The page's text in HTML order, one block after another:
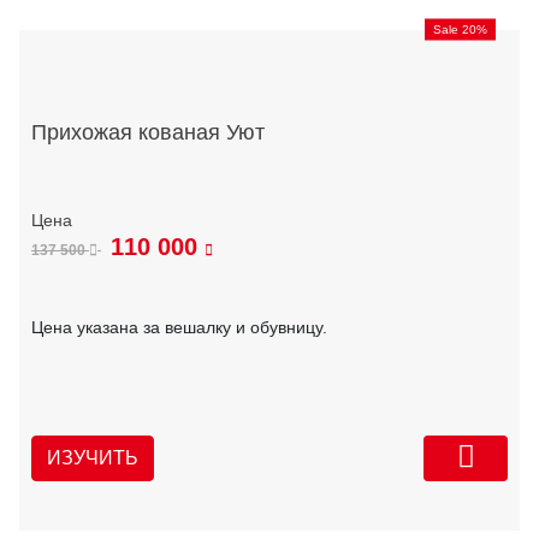
Sale 20%
Прихожая кованая Уют
137 500 110 000
Цена указана за вешалку и обувницу.
ИЗУЧИТЬ